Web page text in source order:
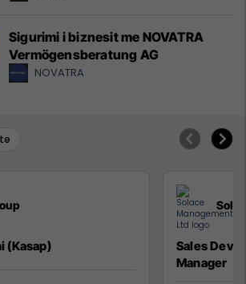
Sigurimi i biznesit me NOVATRA
Vermögensberatung AG
NOVATRA
(Kasap)
Sales
Manager